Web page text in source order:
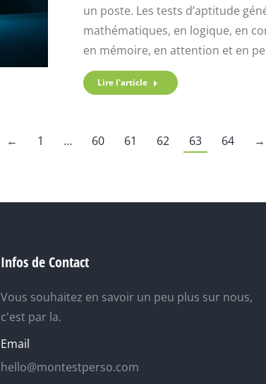
un poste. Les tests d’aptitude
mathématiques, en logique, en
en mémoire, en attention et en
Lire l'article
← 1 … 60 61 62 63 64 →
Infos de Contact
Vous souhaitez en savoir un peu plus sur nous,
c'est par la.
Email
hello@montestperso.com